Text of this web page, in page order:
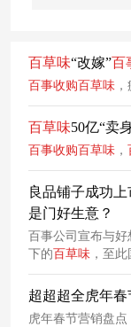
百草味“改嫁”百
百事收购百草味
百草味50亿“卖
百事收购百草味 ，
良品铺子成功上
是门好生意？
百事公司宣布与
下的百草味 ，至
超超超全虎年春
虎年春节营销盘点